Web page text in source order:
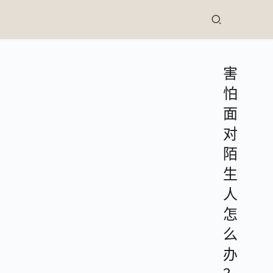
害
怕
面
对
陌
生
人
怎
么
办